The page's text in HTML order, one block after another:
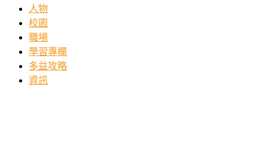
人物
校園
職場
學習專欄
多益攻略
資訊